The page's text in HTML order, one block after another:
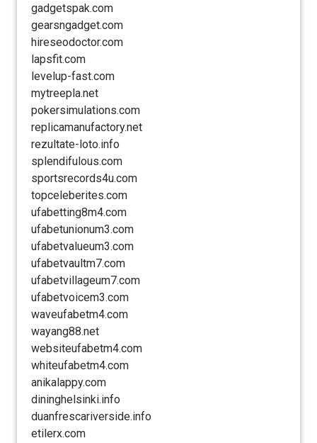
gadgetspak.com
gearsngadget.com
hireseodoctor.com
lapsfit.com
levelup-fast.com
mytreepla.net
pokersimulations.com
replicamanufactory.net
rezultate-loto.info
splendifulous.com
sportsrecords4u.com
topceleberites.com
ufabetting8m4.com
ufabetunionum3.com
ufabetvalueum3.com
ufabetvaultm7.com
ufabetvillageum7.com
ufabetvoicem3.com
waveufabetm4.com
wayang88.net
websiteufabetm4.com
whiteufabetm4.com
anikalappy.com
dininghelsinki.info
duanfrescariverside.info
etilerx.com